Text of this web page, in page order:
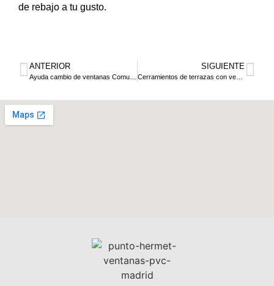
de rebajo a tu gusto.
ANTERIOR SIGUIENTE
Cerramientos de terrazas con ventanas PVC